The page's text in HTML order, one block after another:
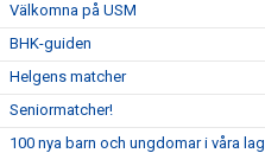
Välkomna på USM
BHK-guiden
Helgens matcher
Seniormatcher!
100 nya barn och ungdomar i våra lag